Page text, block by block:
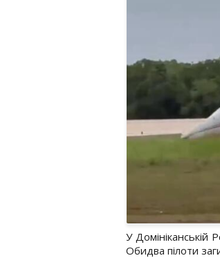
У Домініканській
Обидва пілоти